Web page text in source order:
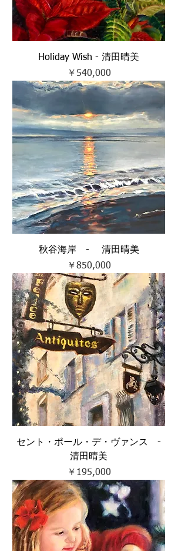
Holiday Wish - 清田晴美
価格
￥540,000
秋谷海岸 - 清田晴美
価格
￥850,000
セント・ポール・デ・ヴァンス -
清田晴美
価格
￥195,000